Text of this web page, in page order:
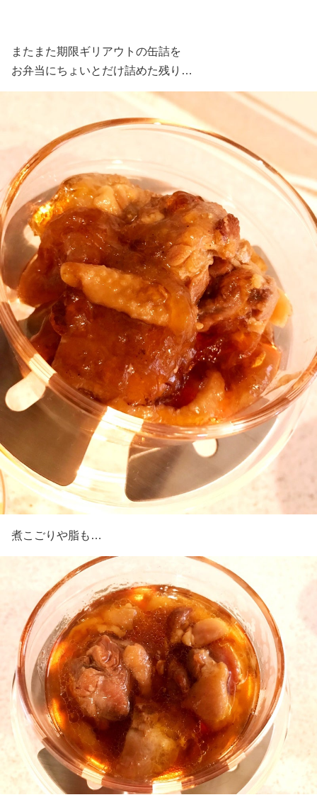
またまた期限ギリアウトの缶詰を
お弁当にちょいとだけ詰めた残り…
煮こごりや脂も…